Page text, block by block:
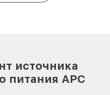
источника
питания APC